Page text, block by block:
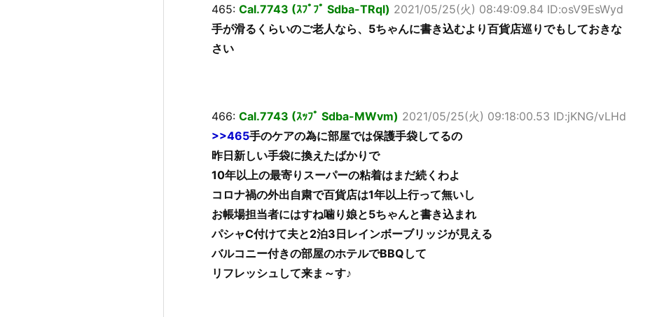
465: Cal.7743 (ｽﾌﾟﾌﾟ Sdba-TRql) 2021/05/25(火) 08:49:09.84 ID:osV9EsWyd
手が滑るくらいのご老人なら、5ちゃんに書き込むより百貨店巡りでもしておきな
さい
466: Cal.7743 (ｽｯﾌﾟ Sdba-MWvm) 2021/05/25(火) 09:18:00.53 ID:jKNG/vLHd
>>465手のケアの為に部屋では保護手袋してるの
昨日新しい手袋に換えたばかりで
10年以上の最寄りスーパーの粘着はまだ続くわよ
コロナ禍の外出自粛で百貨店は1年以上行って無いし
お帳場担当者にはすね噛り娘と5ちゃんと書き込まれ
パシャC付けて夫と2泊3日レインボーブリッジが見える
バルコニー付きの部屋のホテルでBBQして
リフレッシュして来ま～す♪